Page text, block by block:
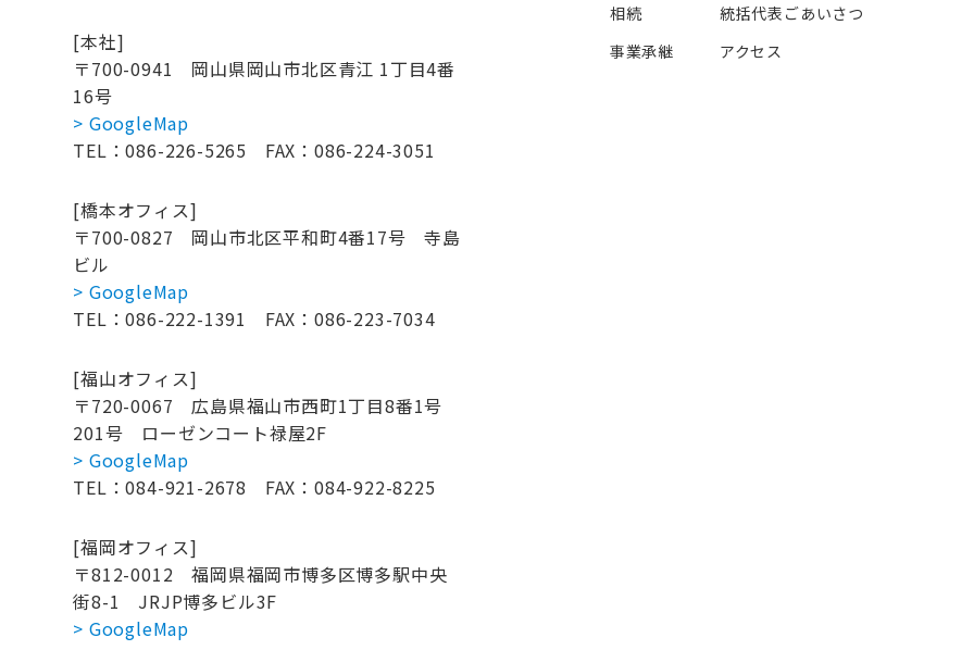
[本社]
〒700-0941
岡山県岡山市北区青江 1丁目4番
16号
> GoogleMap
TEL：086-226-5265 FAX：086-224-3051
[橋本オフィス]
〒700-0827 岡山市北区平和町4番17号 寺島
ビル
> GoogleMap
TEL：086-222-1391 FAX：086-223-7034
[福山オフィス]
〒720-0067 広島県福山市西町1丁目8番1号
201号 ローゼンコート禄屋2F
> GoogleMap
TEL：084-921-2678 FAX：084-922-8225
[福岡オフィス]
〒812-0012 福岡県福岡市博多区博多駅中央
街8-1
JRJP博多ビル3F
> GoogleMap
相続
事業承継
統括代表ごあいさつ
アクセス